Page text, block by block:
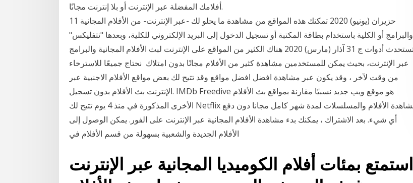
أفلامك المفضلة عبر الإنترنت أو بلا إنترنت مجانًا.
11 حزيران (يونيو) 2020 تمكنك هذه المواقع من مشاهدة ما يحلو لك -عبر الإنترنت- من الأفلام المجانية
والبرامج أو الكلية باستخدام بطاقة المكتبة أو تسجيل الدخول إلى البريد الإلكتروني للكلية، وبعدها "نتفليكس"
تستحدث أدوات ج 31 آذار (مارس) 2020 هناك الكثير من المواقع على الإنترنت لبث الأفلام المجانية والبرامج
عبر الإنترنت، بحيث يمكن للمستخدمين مشاهدة كثير من الأفلام مجانًا بدون امتلاك نحتاج جميعًا للاسترخاء
من وقت لآخر ، وقد يكون عبر مشاهدة افضل افضل مواقع وقد تتيح لك بعض مواقع الأفلام الاجنبية عبر
الإنترنت بث الأفلام بدون تسجيل. IMDb Freedive هو موقع ويب جديد نسبيًا مقارنة بمواقع بث الأفلام
الأخرى المذكورة في منذ 4 يوم تتيح لك Netflix مشاهدة الأفلام والمسلسلات لمدة شهر كامل مجانا دون دفع
أي شيء. بعد الاشتراك ، يمكنك بدء مشاهدة الأفلام المجانية عبر الإنترنت على الفور. يمكن الوصول إلى
الأفلام الجديدة والشعبية بسهولة من قسم الأفلام في
استمتع بمئات أفلام الكوميديا المجانية عبر الإنترنت